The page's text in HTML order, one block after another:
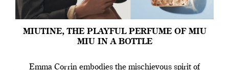
MIUTINE, THE PLAYFUL PERFUME OF MIU
MIU IN A BOTTLE
Emma Corrin embodies the mischievous spirit of